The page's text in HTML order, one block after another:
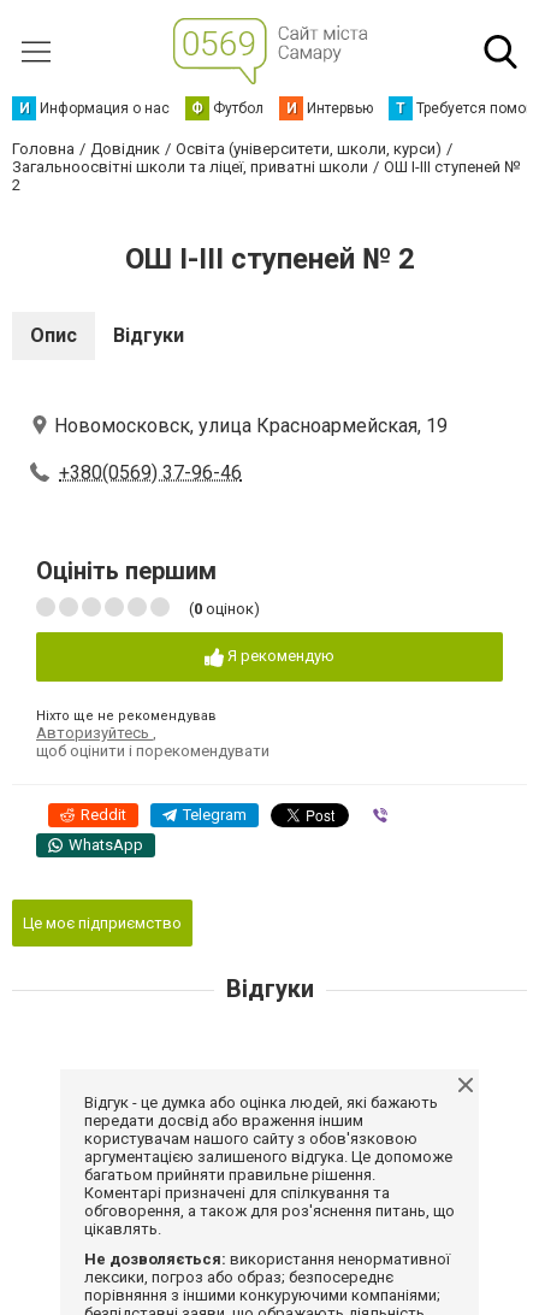
И Информация о нас Ф Футбол И Интервью Т Требуется
Головна Довідник
Освіта (університети, школи, курси)
Загальноосвітні школи та ліцеї, приватні школи
ОШ I-III ступеней №
2
ОШ I-III ступеней № 2
Опис Відгуки
Новомосковск, улица Красноармейская, 19
+380(0569) 37-96-46
Оцініть першим
(0 оцінок)
Я рекомендую
Ніхто ще не рекомендував
Авторизуйтесь
щоб оцінити і порекомендувати
Reddit Telegram
WhatsApp
Це моє підприємство
Відгуки
Відгук - це думка або оцінка людей, які бажають
передати досвід або враження іншим
користувачам нашого сайту з обов'язковою
аргументацією залишеного відгука. Це допоможе
багатьом прийняти правильне рішення.
Коментарі призначені для спілкування та
обговорення, а також для роз'яснення питань, що
цікавлять.
Не дозволяється: використання ненормативної
лексики, погроз або образ; безпосереднє
порівняння з іншими конкуруючими компаніями;